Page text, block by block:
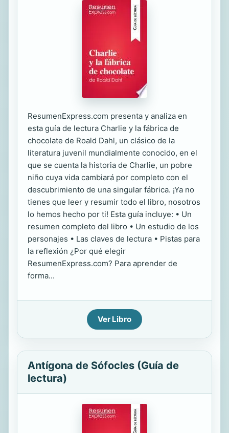
ResumenExpress.com presenta y analiza en
esta guía de lectura Charlie y la fábrica de
chocolate de Roald Dahl, un clásico de la
literatura juvenil mundialmente conocido, en el
que se cuenta la historia de Charlie, un pobre
niño cuya vida cambiará por completo con el
descubrimiento de una singular fábrica. ¡Ya no
tienes que leer y resumir todo el libro, nosotros
lo hemos hecho por ti! Esta guía incluye: • Un
resumen completo del libro • Un estudio de los
personajes • Las claves de lectura • Pistas para
la reflexión ¿Por qué elegir
ResumenExpress.com? Para aprender de
forma...
Ver Libro
Antígona de Sófocles (Guía de
lectura)